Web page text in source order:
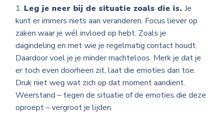
Leg je neer bij de situatie zoals die is.Je
kunt er immers niets aan veranderen. Focus liever op
zaken waar je wél invloed op hebt. Zoals je
dagindeling en met wie je regelmatig contact houdt.
Daardoor voel je je minder machteloos. Merk je dat je
er toch even doorheen zit, laat die emoties dan toe.
Druk niet weg wat zich op dat moment aandient.
Weerstand – tegen de situatie of de emoties die deze
oproept – vergroot je lijden.